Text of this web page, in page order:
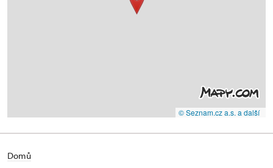
© Seznam.cz a.s. a další
Domů